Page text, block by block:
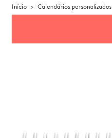
Início Calendários personalizados